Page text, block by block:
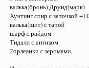
шмот зависит от
выглядеть примерно так:
беретко
очки-крамп
силка-марк
валя щит-тара
валька(бронь) Друид(марк)
Хунтинг спир с заточкой
валька(щит) с тарой
шарф с райдом
Тидали с антиком
2орлеанки с зеромами.